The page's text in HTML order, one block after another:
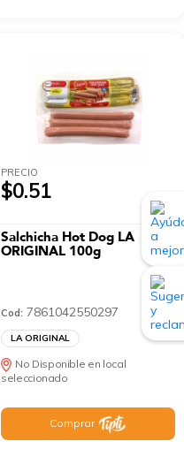
PRECIO
$0.51
Salchicha Hot Dog LA
ORIGINAL 100g
Cod: 7861042550297
LA ORIGINAL
No Disponible en local
seleccionado
Comprar